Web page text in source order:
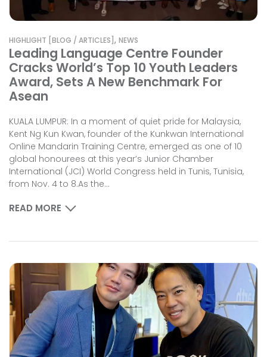
HIGHLIGHT [BLOG / ARTICLES] , NEWS
Leading Language Centre Founder
Cracks World’s Top 10 Youth Leaders
Award, Sets A New Benchmark For
Asean
KUALA LUMPUR: In a moment of quiet pride for Malaysia,
Kent Ng Kun Kwan, founder of the Kunkwan International
Online Mandarin Training Centre, emerged as one of 10
global honourees at this year’s Junior Chamber
International (JCI) World Congress held in Tunis, Tunisia,
from Nov. 4 to 8.As the...
READ MORE